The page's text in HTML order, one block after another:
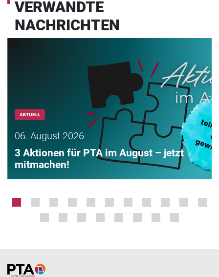
VERWANDTE
NACHRICHTEN
AKTUELL
06. August 2026
3 Aktionen für PTA im August – jetzt
mitmachen!
Home